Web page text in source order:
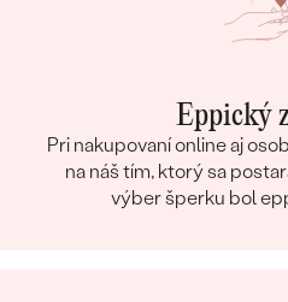
Eppický
Pri nakupovaní online aj
na náš tím, ktorý sa
výber šperku bol